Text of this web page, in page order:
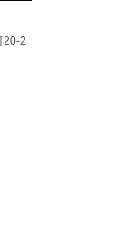
20-2